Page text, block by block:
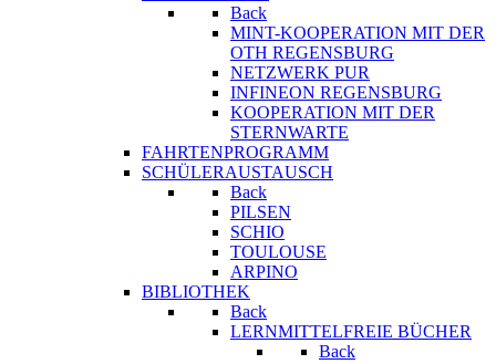
Back
MINT-KOOPERATION MIT DER
OTH REGENSBURG
NETZWERK PUR
INFINEON REGENSBURG
KOOPERATION MIT DER
STERNWARTE
FAHRTENPROGRAMM
SCHÜLERAUSTAUSCH
Back
PILSEN
SCHIO
TOULOUSE
ARPINO
BIBLIOTHEK
Back
LERNMITTELFREIE BÜCHER
Back